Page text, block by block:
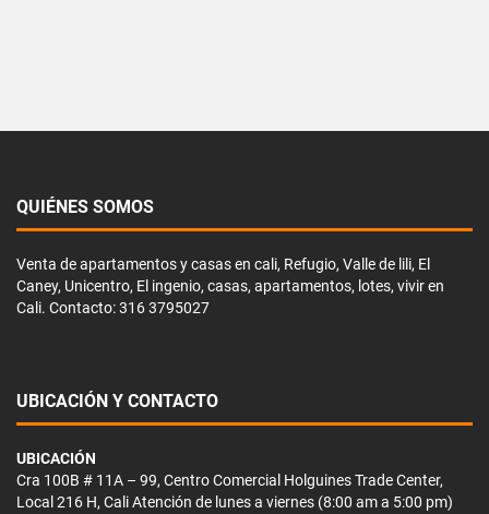
QUIÉNES SOMOS
Venta de apartamentos y casas en cali, Refugio, Valle de lili, El
Caney, Unicentro, El ingenio, casas, apartamentos, lotes, vivir en
Cali. Contacto: 316 3795027
UBICACIÓN Y CONTACTO
UBICACIÓN
Cra 100B # 11A – 99, Centro Comercial Holguines Trade Center,
Local 216 H, Cali Atención de lunes a viernes (8:00 am a 5:00 pm)